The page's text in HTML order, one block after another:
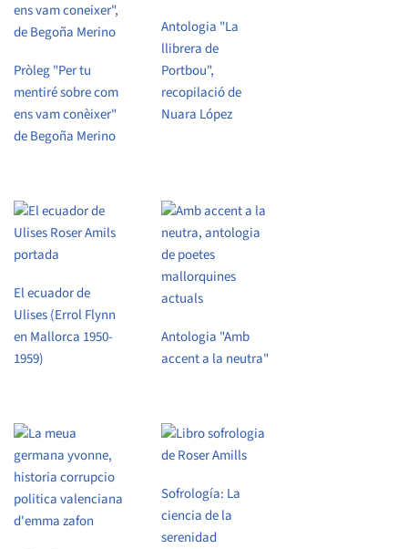
Pròleg "Per tu
mentiré sobre com
ens vam conèixer"
de Begoña Merino
Antologia "La
llibrera de
Portbou",
recopilació de
Nuara López
El ecuador de
Ulises (Errol Flynn
en Mallorca 1950-
1959)
Antologia "Amb
accent a la neutra"
Sofrología: La
ciencia de la
serenidad